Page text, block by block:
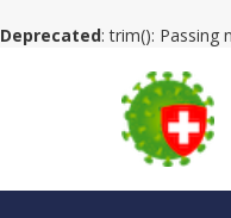
Deprecated: trim(): Passing